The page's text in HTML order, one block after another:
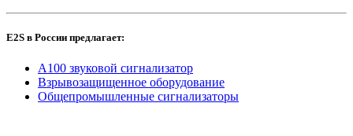
E2S в России предлагает:
A100 звуковой сигнализатор
Взрывозащищенное оборудование
Общепромышленные сигнализаторы